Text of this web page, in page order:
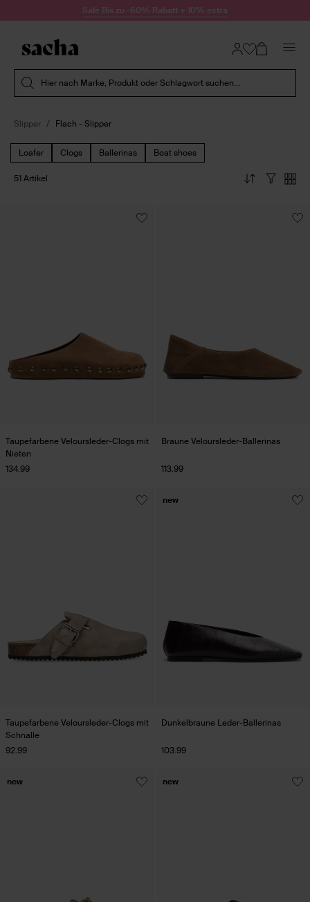
Zum Inhalt springenSale Bis zu -60% Rabatt + 10% extra
Hier nach Marke, Produkt oder Schlagwort suchen...
Slipper Flach - Slipper
Loafer Clogs Ballerinas Boat shoes
51 Artikel
Taupefarbene Veloursleder-Clogs mit
Nieten
134.99
Braune Veloursleder-Ballerinas
113.99
Taupefarbene Veloursleder-Clogs mit
Schnalle
92.99
Dunkelbraune Leder-Ballerinas
103.99
new
new new